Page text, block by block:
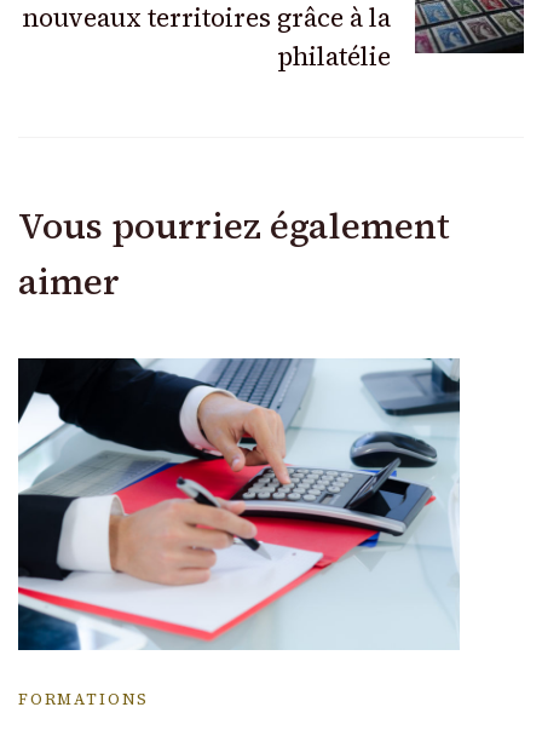
nouveaux territoires grâce à la
philatélie
Vous pourriez également
aimer
FORMATIONS